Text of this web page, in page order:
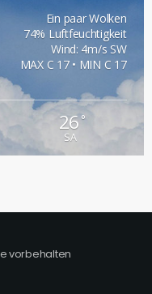
Ein paar Wolken
74% Luftfeuchtigkeit
Wind: 4m/s SW
MAX C 17 • MIN C 17
26°
SA
vorbehalten